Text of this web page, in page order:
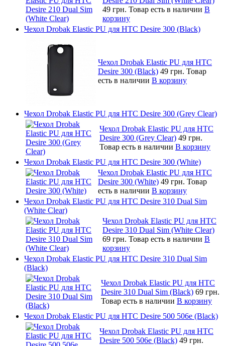
49 грн. Товар есть в наличии В
корзину
Чехол Drobak Elastic PU для HTC Desire 300 (Black)
Чехол Drobak Elastic PU для HTC
Desire 300 (Black) 49 грн. Товар
есть в наличии В корзину
Чехол Drobak Elastic PU для HTC Desire 300 (Grey Clear)
Чехол Drobak Elastic PU для HTC
Desire 300 (Grey Clear) 49 грн.
Товар есть в наличии В корзину
Чехол Drobak Elastic PU для HTC Desire 300 (White)
Чехол Drobak Elastic PU для HTC
Desire 300 (White) 49 грн. Товар
есть в наличии В корзину
Чехол Drobak Elastic PU для HTC Desire 310 Dual Sim
(White Clear)
Чехол Drobak Elastic PU для HTC
Desire 310 Dual Sim (White Clear)
69 грн. Товар есть в наличии В
корзину
Чехол Drobak Elastic PU для HTC Desire 310 Dual Sim
(Black)
Чехол Drobak Elastic PU для HTC
Desire 310 Dual Sim (Black) 69 грн.
Товар есть в наличии В корзину
Чехол Drobak Elastic PU для HTC Desire 500 506e (Black)
Чехол Drobak Elastic PU для HTC
Desire 500 506e (Black) 49 грн.